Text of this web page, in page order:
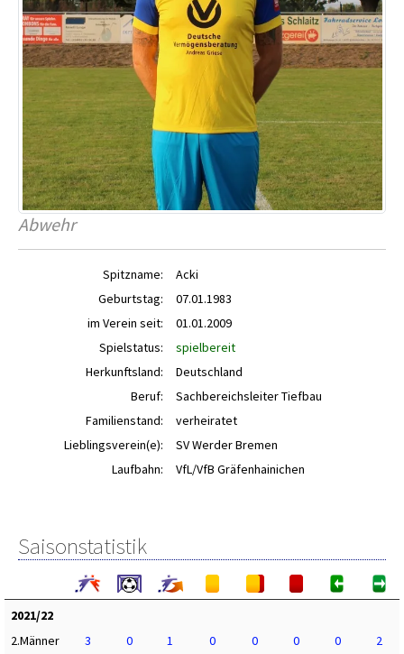
Abwehr
Spitzname:
Acki
Geburtstag:
07.01.1983
im Verein seit:
01.01.2009
Spielstatus:
spielbereit
Herkunftsland:
Deutschland
Beruf:
Sachbereichsleiter Tiefbau
Familienstand:
verheiratet
Lieblingsverein(e):
SV Werder Bremen
Laufbahn:
VfL/VfB Gräfenhainichen
Saisonstatistik
2021/22
2.Männer
3 0 1 0 0 0 0
2